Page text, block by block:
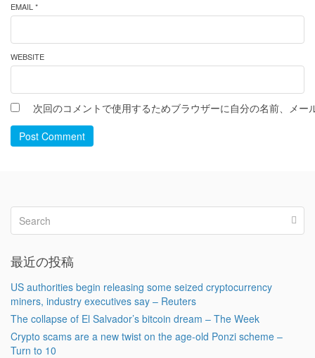
EMAIL *
WEBSITE
次回のコメントで使用するためブラウザーに自分の名前、メー
Post Comment
最近の投稿
US authorities begin releasing some seized cryptocurrency
miners, industry executives say – Reuters
The collapse of El Salvador’s bitcoin dream – The Week
Crypto scams are a new twist on the age-old Ponzi scheme –
Turn to 10